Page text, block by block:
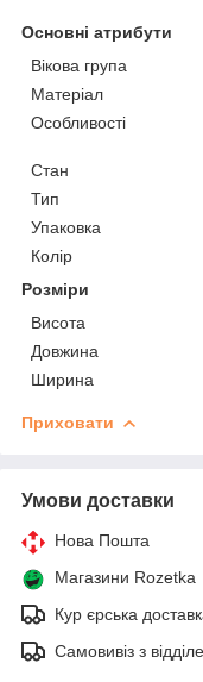
Основні атрибути
Вікова група
Матеріал
Особливості
Стан
Тип
Упаковка
Колір
Розміри
Висота
Довжина
Ширина
Приховати
Умови доставки
Нова Пошта
Магазини Rozetka
Кур єрська
Самовивіз з